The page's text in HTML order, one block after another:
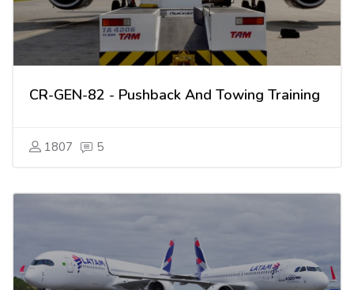
CR-GEN-82 - Pushback And Towing Training
1807 5